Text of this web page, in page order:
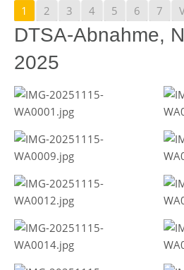
1 2 3 4 5 6 7
DTSA-Abnahme,
2025